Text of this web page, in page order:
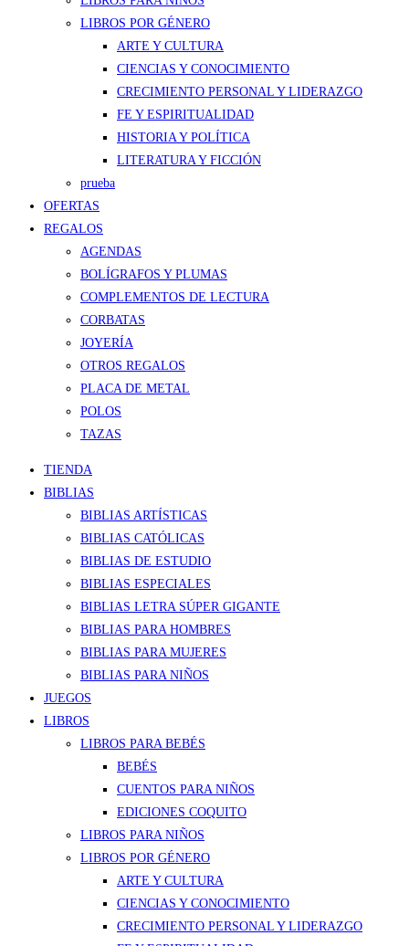
LIBROS POR GÉNERO
ARTE Y CULTURA
CIENCIAS Y CONOCIMIENTO
CRECIMIENTO PERSONAL Y LIDERAZGO
FE Y ESPIRITUALIDAD
HISTORIA Y POLÍTICA
LITERATURA Y FICCIÓN
prueba
OFERTAS
REGALOS
AGENDAS
BOLÍGRAFOS Y PLUMAS
COMPLEMENTOS DE LECTURA
CORBATAS
JOYERÍA
OTROS REGALOS
PLACA DE METAL
POLOS
TAZAS
TIENDA
BIBLIAS
BIBLIAS ARTÍSTICAS
BIBLIAS CATÓLICAS
BIBLIAS DE ESTUDIO
BIBLIAS ESPECIALES
BIBLIAS LETRA SÚPER GIGANTE
BIBLIAS PARA HOMBRES
BIBLIAS PARA MUJERES
BIBLIAS PARA NIÑOS
JUEGOS
LIBROS
LIBROS PARA BEBÉS
BEBÉS
CUENTOS PARA NIÑOS
EDICIONES COQUITO
LIBROS PARA NIÑOS
LIBROS POR GÉNERO
ARTE Y CULTURA
CIENCIAS Y CONOCIMIENTO
CRECIMIENTO PERSONAL Y LIDERAZGO